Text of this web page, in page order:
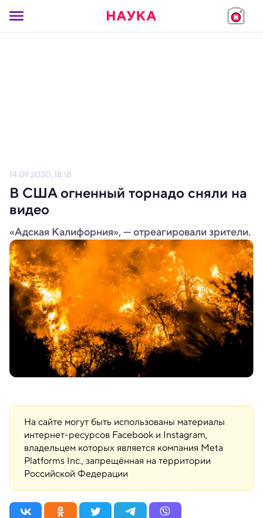
14.09.2020, 18:18
В США огненный торнадо сняли на
видео
«Адская Калифорния», — отреагировали зрители.
На сайте могут быть использованы материалы
интернет-ресурсов Facebook и Instagram,
владельцем которых является компания Meta
Platforms Inc., запрещённая на территории
Российской Федерации